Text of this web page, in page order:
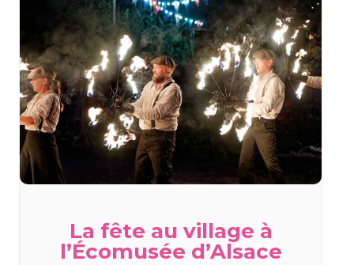
La fête au village à
l’Écomusée d’Alsace